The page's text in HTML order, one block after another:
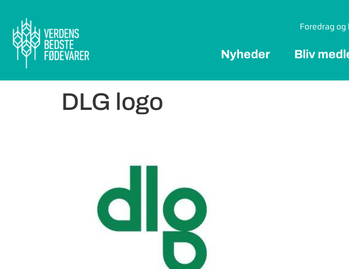
Foredrag
Nyheder Bliv
DLG logo